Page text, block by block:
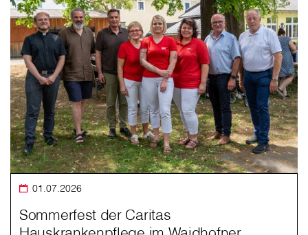
01.07.2026
Sommerfest der Caritas